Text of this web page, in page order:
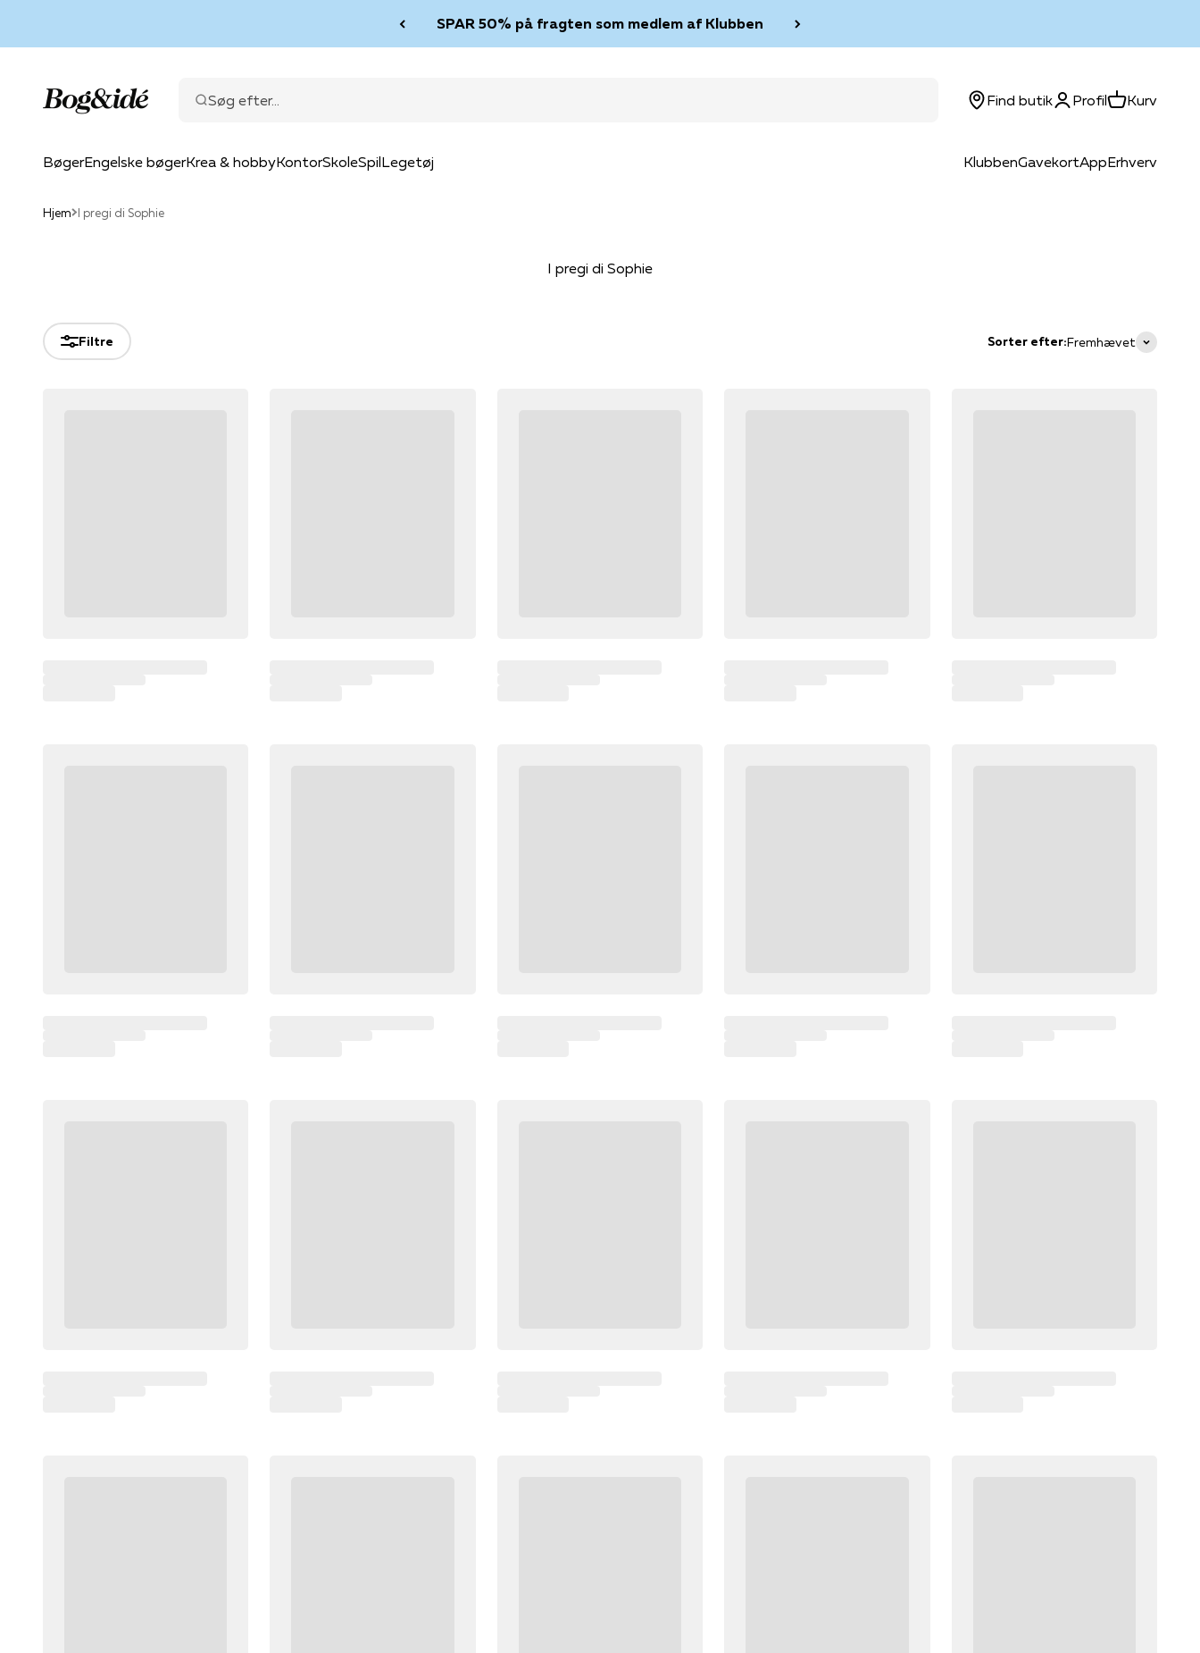
SPAR 50% på fragten som medlem af Klubben
BøgerEngelske bøgerKrea & hobbyKontorSkoleSpilLegetøj KlubbenGavekortAppErhverv
Søg efter...
Bog & idé Find butikLog ind
ProfilKurvKurv
Hjem I pregi di Sophie
I pregi di Sophie
Filtre Sorter efter:Fremhævet